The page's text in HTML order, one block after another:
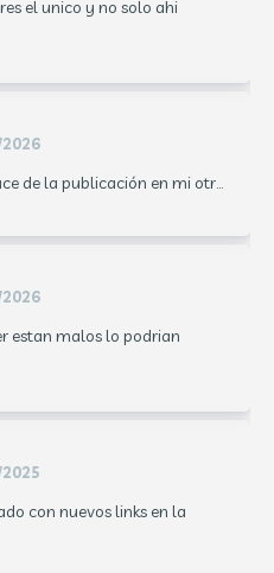
el unico y no solo ahi
de la publicación en mi otr...
estan malos lo podrian
con nuevos links en la